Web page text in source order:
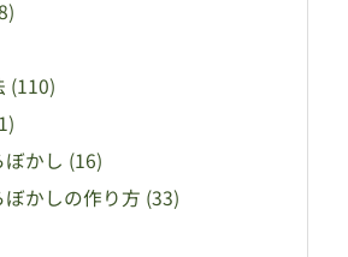
(110)
かし (16)
かしの作り方 (33)